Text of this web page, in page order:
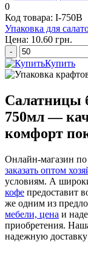
0
Код товара: I-750B
Упаковка для
Цена: 10.60 грн.
-
Купить
750мл —
комфорт
Онлайн-магазин по
заказать оптом
условиям. А
кофе предоставит
же одним из
мебели, цена и
приобретения.
надежную